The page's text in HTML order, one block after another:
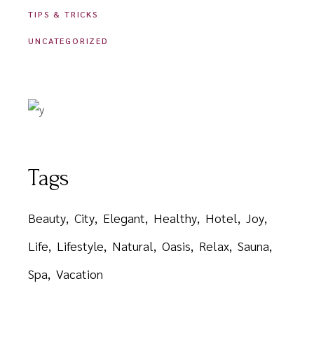
TIPS & TRICKS
UNCATEGORIZED
Tags
Beauty City Elegant Healthy Hotel
Joy
Life
Lifestyle Natural Oasis Relax Sauna
Spa Vacation